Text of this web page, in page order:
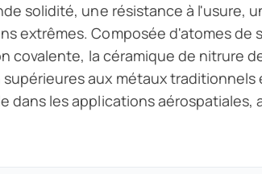
solidité, une résistance à l'usure,
extrêmes. Composée d'atomes de
covalente, la céramique de nitrure
aux métaux traditionnels
dans les applications